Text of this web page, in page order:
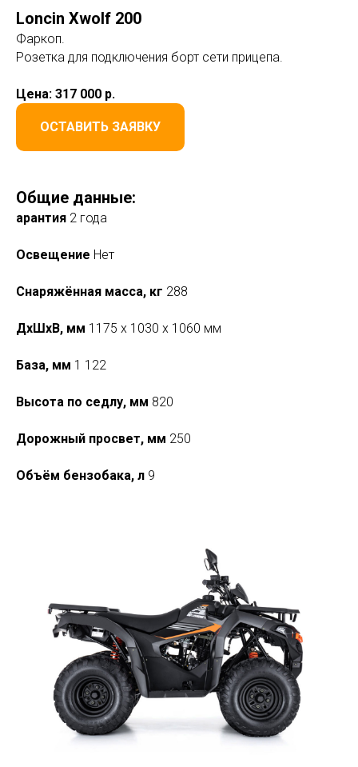
Loncin Xwolf 200
Фаркоп.
Розетка для подключения борт сети прицепа.
Цена: 317 000 р.
ОСТАВИТЬ ЗАЯВКУ
Общие данные:
арантия 2 года
Освещение Нет
Снаряжённая масса, кг 288
ДхШхВ, мм 1175 x 1030 x 1060 мм
База, мм 1 122
Высота по седлу, мм 820
Дорожный просвет, мм 250
Объём бензобака, л 9